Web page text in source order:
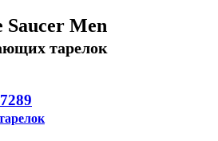
Men
тарелок